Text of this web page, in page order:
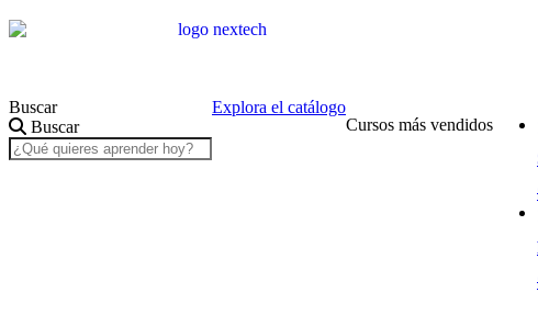
Buscar
Buscar
Explora el catálogo
Cursos más vendidos